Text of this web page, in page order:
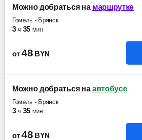
Можно добратьсяна маршрутке
Гомель - Брянск
3 ч 35 мин
от 48 BYN
Можно добратьсяна автобусе
Гомель - Брянск
3 ч 35 мин
от 48 BYN